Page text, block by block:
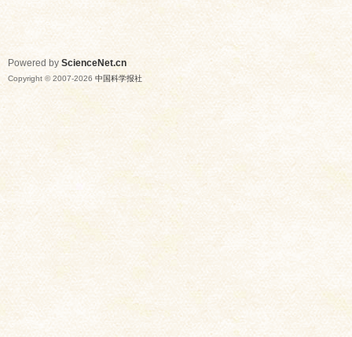
Powered by ScienceNet.cn
Copyright © 2007-2026 中国科学报社